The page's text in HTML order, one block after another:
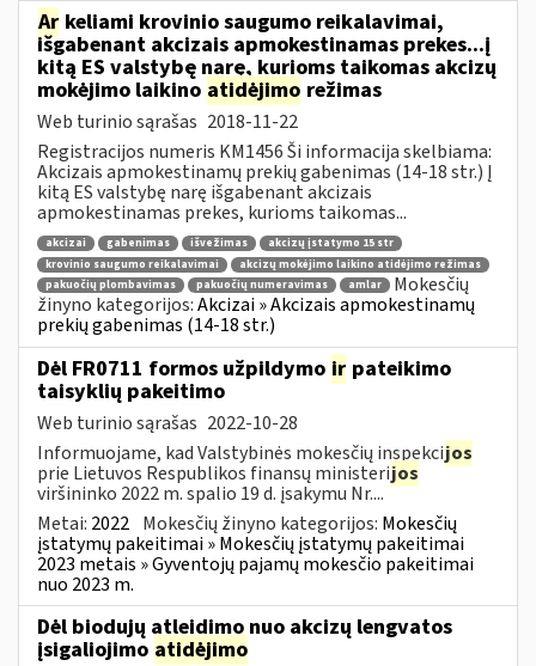
Ar keliami krovinio saugumo reikalavimai,
išgabenant akcizais apmokestinamas prekes...į
kitą ES valstybę narę, kurioms taikomas akcizų
mokėjimo laikino atidėjimo režimas
Web turinio sąrašas 2018-11-22
Registracijos numeris KM1456 Ši informacija skelbiama:
Akcizais apmokestinamų prekių gabenimas (14-18 str.) Į
kitą ES valstybę narę išgabenant akcizais
apmokestinamas prekes, kurioms taikomas...
akcizai gabenimas išvežimas
akcizų įstatymo 15 str
krovinio saugumo reikalavimai
akcizų mokėjimo laikino atidėjimo režimas
pakuočių plombavimas
pakuočių numeravimas amlar
Mokesčių
žinyno kategorijos:Akcizai » Akcizais apmokestinamų
prekių gabenimas (14-18 str.)
Dėl FR0711 formos užpildymo ir pateikimo
taisyklių pakeitimo
Web turinio sąrašas 2022-10-28
Informuojame, kad Valstybinės mokesčių inspekcijos
prie Lietuvos Respublikos finansų ministerijos
viršininko 2022 m. spalio 19 d. įsakymu Nr....
Metai: 2022 Mokesčių žinyno kategorijos: Mokesčių
įstatymų pakeitimai » Mokesčių įstatymų pakeitimai
2023 metais » Gyventojų pajamų mokesčio pakeitimai
nuo 2023 m.
Dėl biodujų atleidimo nuo akcizų lengvatos
įsigaliojimo atidėjimo